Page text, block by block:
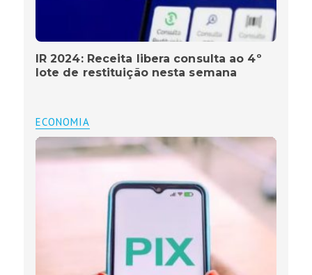
IR 2024: Receita libera consulta ao 4º
lote de restituição nesta semana
ECONOMIA